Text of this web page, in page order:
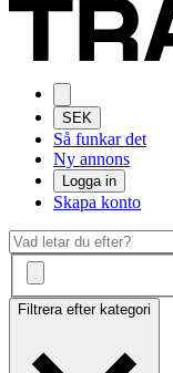
SEK
Så funkar det
Ny annons
Logga in
Skapa konto
Filtrera efter kategori